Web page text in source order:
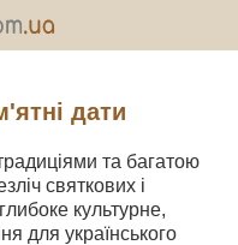
дати
та багатою
святкових і
культурне,
для українського